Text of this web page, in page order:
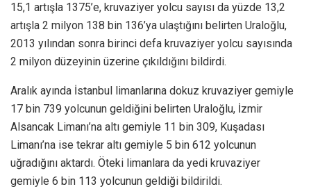
15,1 artışla 1375’e, kruvaziyer yolcu sayısı da yüzde 13,2
artışla 2 milyon 138 bin 136’ya ulaştığını belirten Uraloğlu,
2013 yılından sonra birinci defa kruvaziyer yolcu sayısında
2 milyon düzeyinin üzerine çıkıldığını bildirdi.
Aralık ayında İstanbul limanlarına dokuz kruvaziyer gemiyle
17 bin 739 yolcunun geldiğini belirten Uraloğlu, İzmir
Alsancak Limanı’na altı gemiyle 11 bin 309, Kuşadası
Limanı’na ise tekrar altı gemiyle 5 bin 612 yolcunun
uğradığını aktardı. Öteki limanlara da yedi kruvaziyer
gemiyle 6 bin 113 yolcunun geldiği bildirildi.